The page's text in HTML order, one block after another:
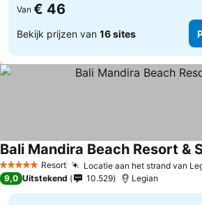
Van € 46
Bekijk prijzen van 16 sites
5 Sterren Resort Locatie aan het strand van
Bali Mandira Beach Resort &
9,0 Uitstekend 10.529 Legian